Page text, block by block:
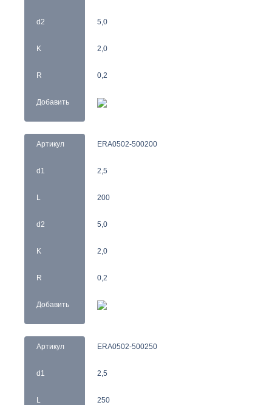
d2
K
R
Добавить
5,0
2,0
0,2
Артикул
d1
L
d2
K
R
Добавить
ERA0502-500200
2,5
200
5,0
2,0
0,2
Артикул
d1
L
ERA0502-500250
2,5
250